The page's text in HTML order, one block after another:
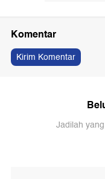
Komentar
Kirim Komentar
Jadilah